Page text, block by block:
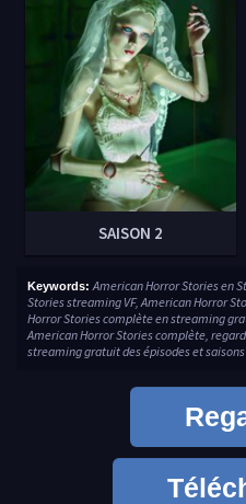
SAISON 2
Keywords: American Horror Stories en
Stories streaming VF, American Horror
Horror Stories complète en streaming
American Horror Stories complète,
streaming gratuit des épisodes et